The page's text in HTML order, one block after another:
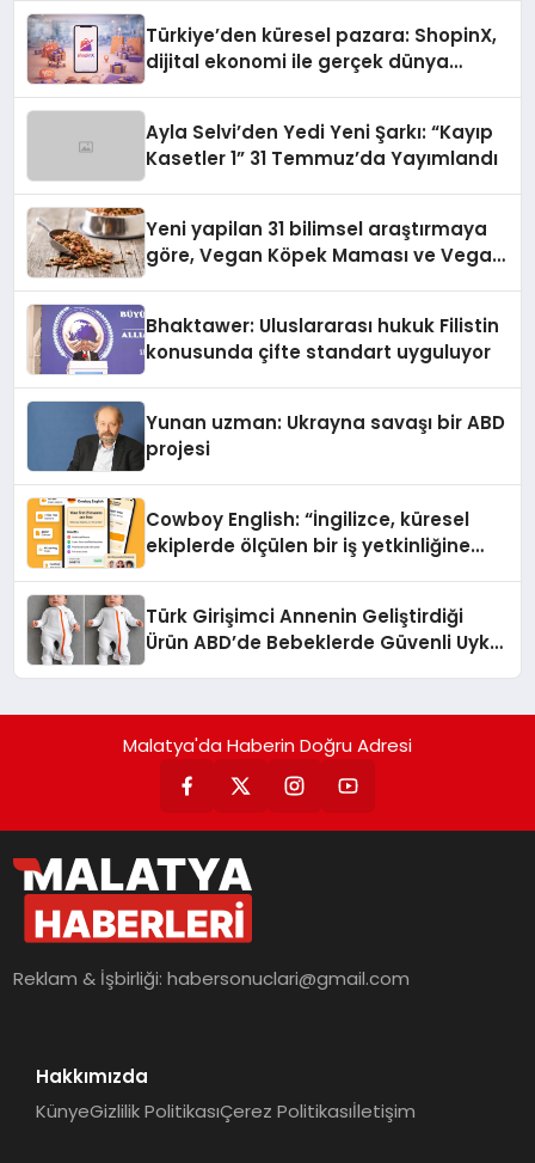
Türkiye’den küresel pazara: ShopinX,
dijital ekonomi ile gerçek dünya
Ayla Selvi’den Yedi Yeni Şarkı: “Kayıp
Kasetler 1” 31 Temmuz’da Yayımlandı
Yeni yapilan 31 bilimsel araştırmaya
göre, Vegan Köpek Maması ve Vegan
Bhaktawer: Uluslararası hukuk Filistin
konusunda çifte standart uyguluyor
Yunan uzman: Ukrayna savaşı bir ABD
projesi
Cowboy English: “İngilizce, küresel
ekiplerde ölçülen bir iş yetkinliğine
Türk Girişimci Annenin Geliştirdiği
Ürün ABD’de Bebeklerde Güvenli Uyku
Malatya'da Haberin Doğru Adresi
Reklam & İşbirliği:habersonuclari@gmail.com
Hakkımızda
KünyeGizlilik PolitikasıÇerez Politikasıİletişim